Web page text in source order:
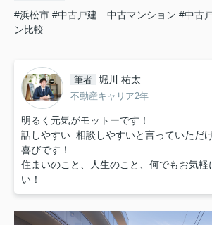
#浜松市 #中古戸建 中古マンション #中古
ン比較
筆者 堀川 祐太
不動産キャリア2年
明るく元気がモットーです！
話しやすい 相談しやすいと言っていただ
喜びです！
住まいのこと、人生のこと、何でもお気軽
い！